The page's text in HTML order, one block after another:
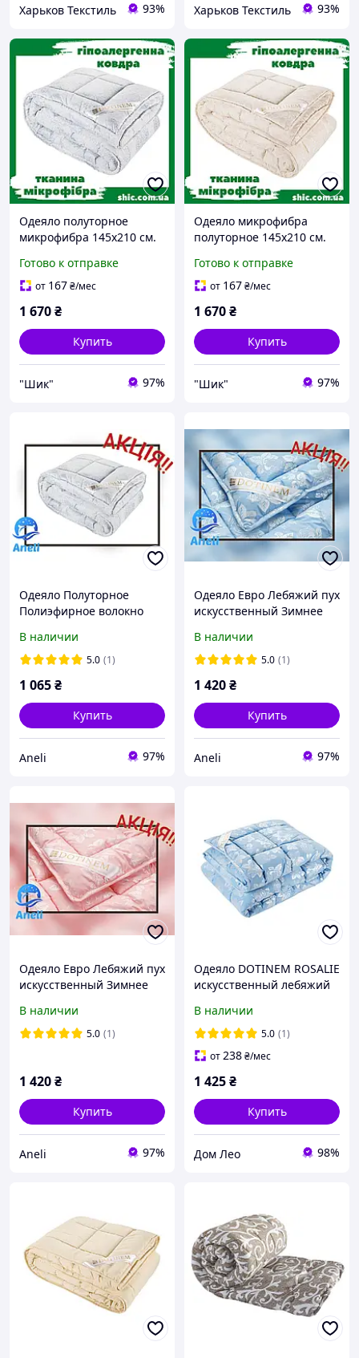
Харьков Текстиль 93% Харьков Текстиль 93%
Одеяло полуторное
микрофибра 145х210 см.
Грандис. Одеяла
стеганые. Зимнее одеяло.
Готово к отправке
от 167₴/мес
1 670₴
Купить
"Шик" 97%
Одеяло микрофибра
полуторное 145х210 см.
Стеганые одеяла. Одеяло
зимнее Касия Грандис.
Готово к отправке
от 167₴/мес
1 670₴
Купить
"Шик" 97%
Одеяло Полуторное
Полиэфирное волокно
GRANDIS Микрофибра
В наличии
5.0 (1)
1 065₴
Купить
Aneli 97%
Одеяло Евро Лебяжий пух
искусственный Зимнее
В наличии
5.0 (1)
1 420₴
Купить
Aneli 97%
Одеяло Евро Лебяжий пух
искусственный Зимнее
В наличии
5.0 (1)
1 420₴
Купить
Aneli 97%
Одеяло DOTINEM ROSALIE
искусственный лебяжий
В наличии
5.0 (1)
от238₴/мес
1 425₴
Купить
Дом Лео 98%